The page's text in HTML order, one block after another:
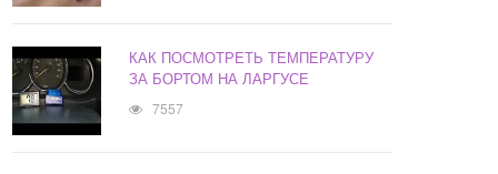
КАК ПОСМОТРЕТЬ ТЕМПЕРАТУРУ
ЗА БОРТОМ НА ЛАРГУСЕ
7557